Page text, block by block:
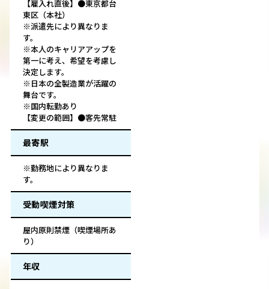
【雇入れ直後】●東京都台
東区（本社）
※派遣先により異なりま
す。
※本人のキャリアアップを
第一に考え、希望を考慮し
決定します。
※日本の全製造業が活躍の
舞台です。
※国内転勤あり
【変更の範囲】●客先常駐
最寄駅
※勤務地により異なりま
す。
受動喫煙対策
屋内原則禁煙（喫煙場所あ
り）
年収